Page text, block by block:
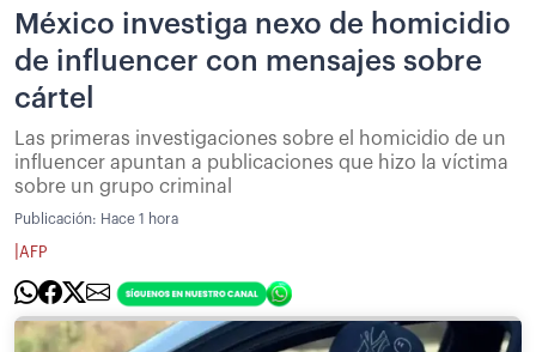
México investiga nexo de homicidio
de influencer con mensajes sobre
cártel
Las primeras investigaciones sobre el homicidio de un
influencer apuntan a publicaciones que hizo la víctima
sobre un grupo criminal
Publicación: Hace 1 hora
AFP